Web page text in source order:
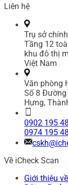
Liên hệ
Trụ sở chính
Tầng 12
khu đô thị
Việt Nam
Văn phòng
Số 8 Đường
Hưng,
0902 195
0974 195
Về iCheck Scan
Giới thiệu